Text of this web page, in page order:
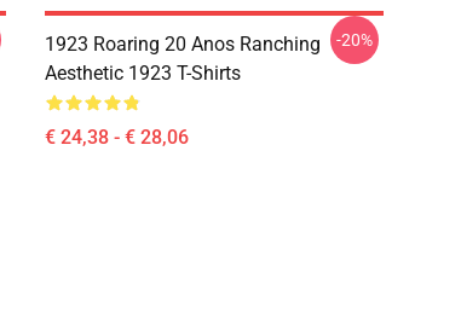
1923 Roaring 20 Anos Ranching
Aesthetic 1923 T-Shirts
€ 24,38 - € 28,06
-20%